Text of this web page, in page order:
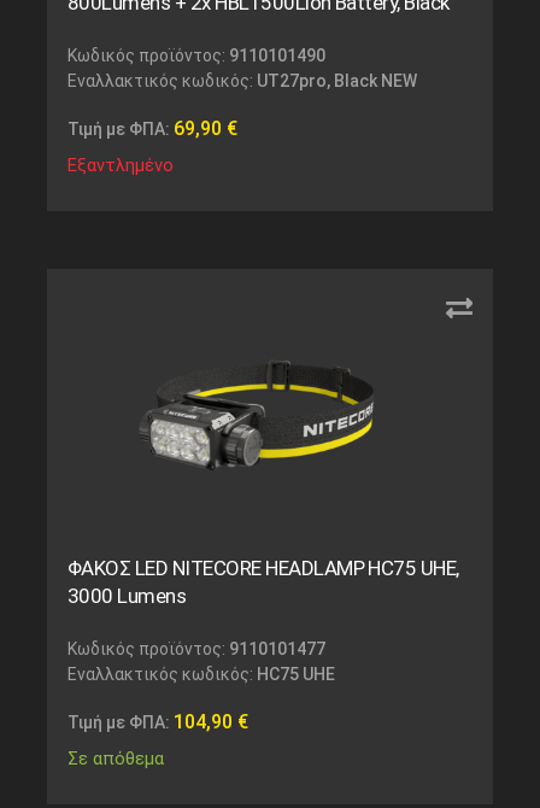
Κωδικός προϊόντος: 9110101490
Εναλλακτικός κωδικός: UT27pro, Black NEW
Τιμή με ΦΠΑ: 69,90 €
Εξαντλημένο
ΦΑΚΟΣ LED NITECORE HEADLAMP HC75 UHE,
3000 Lumens
Κωδικός προϊόντος: 9110101477
Εναλλακτικός κωδικός: HC75 UHE
Τιμή με ΦΠΑ: 104,90 €
Σε απόθεμα